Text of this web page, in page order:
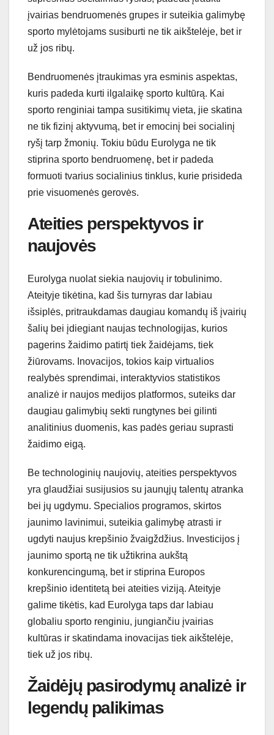
įvairias bendruomenės grupes ir suteikia galimybę
sporto mylėtojams susiburti ne tik aikštelėje, bet ir
už jos ribų.
Bendruomenės įtraukimas yra esminis aspektas,
kuris padeda kurti ilgalaikę sporto kultūrą. Kai
sporto renginiai tampa susitikimų vieta, jie skatina
ne tik fizinį aktyvumą, bet ir emocinį bei socialinį
ryšį tarp žmonių. Tokiu būdu Eurolyga ne tik
stiprina sporto bendruomenę, bet ir padeda
formuoti tvarius socialinius tinklus, kurie prisideda
prie visuomenės gerovės.
Ateities perspektyvos ir
naujovės
Eurolyga nuolat siekia naujovių ir tobulinimo.
Ateityje tikėtina, kad šis turnyras dar labiau
išsiplės, pritraukdamas daugiau komandų iš įvairių
šalių bei įdiegiant naujas technologijas, kurios
pagerins žaidimo patirtį tiek žaidėjams, tiek
žiūrovams. Inovacijos, tokios kaip virtualios
realybės sprendimai, interaktyvios statistikos
analizė ir naujos medijos platformos, suteiks dar
daugiau galimybių sekti rungtynes bei gilinti
analitinius duomenis, kas padės geriau suprasti
žaidimo eigą.
Be technologinių naujovių, ateities perspektyvos
yra glaudžiai susijusios su jaunųjų talentų atranka
bei jų ugdymu. Specialios programos, skirtos
jaunimo lavinimui, suteikia galimybę atrasti ir
ugdyti naujus krepšinio žvaigždžius. Investicijos į
jaunimo sportą ne tik užtikrina aukštą
konkurencingumą, bet ir stiprina Europos
krepšinio identitetą bei ateities viziją. Ateityje
galime tikėtis, kad Eurolyga taps dar labiau
globaliu sporto renginiu, jungiančiu įvairias
kultūras ir skatindama inovacijas tiek aikštelėje,
tiek už jos ribų.
Žaidėjų pasirodymų analizė ir
legendų palikimas